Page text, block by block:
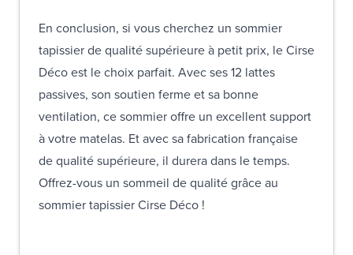
En conclusion, si vous cherchez un sommier
tapissier de qualité supérieure à petit prix, le Cirse
Déco est le choix parfait. Avec ses 12 lattes
passives, son soutien ferme et sa bonne
ventilation, ce sommier offre un excellent support
à votre matelas. Et avec sa fabrication française
de qualité supérieure, il durera dans le temps.
Offrez-vous un sommeil de qualité grâce au
sommier tapissier Cirse Déco !